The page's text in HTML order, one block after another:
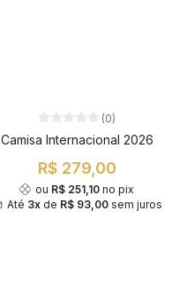
(0)
Camisa Internacional 2026
R$ 279,00
ou R$ 251,10 no pix
Até 3x de R$ 93,00 sem juros